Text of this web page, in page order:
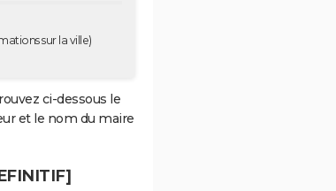
sur la ville)
ci-dessous le
et le nom du maire